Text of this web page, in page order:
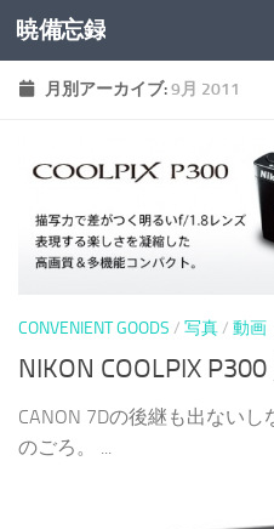
コンテンツへスキップ
暁備忘録
月別アーカイブ:9月 2011
CONVENIENT GOODS / 写真/ 動画
NIKON COOLPIX
CANON 7Dの後継も出ない
のごろ。 ...